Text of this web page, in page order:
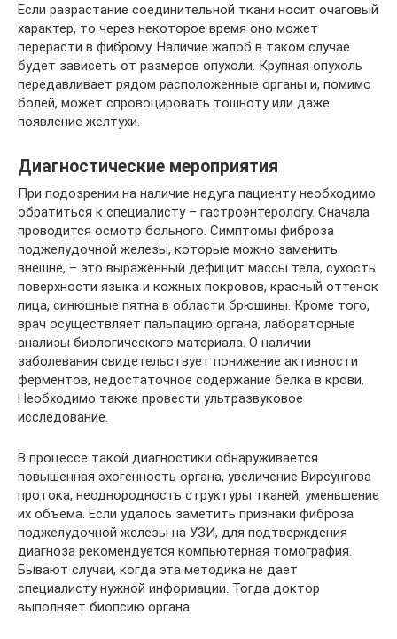
Если разрастание соединительной ткани носит очаговый
характер, то через некоторое время оно может
перерасти в фиброму. Наличие жалоб в таком случае
будет зависеть от размеров опухоли. Крупная опухоль
передавливает рядом расположенные органы и, помимо
болей, может спровоцировать тошноту или даже
появление желтухи.
Диагностические мероприятия
При подозрении на наличие недуга пациенту необходимо
обратиться к специалисту – гастроэнтерологу. Сначала
проводится осмотр больного. Симптомы фиброза
поджелудочной железы, которые можно заменить
внешне, – это выраженный дефицит массы тела, сухость
поверхности языка и кожных покровов, красный оттенок
лица, синюшные пятна в области брюшины. Кроме того,
врач осуществляет пальпацию органа, лабораторные
анализы биологического материала. О наличии
заболевания свидетельствует понижение активности
ферментов, недостаточное содержание белка в крови.
Необходимо также провести ультразвуковое
исследование.
В процессе такой диагностики обнаруживается
повышенная эхогенность органа, увеличение Вирсунгова
протока, неоднородность структуры тканей, уменьшение
их объема. Если удалось заметить признаки фиброза
поджелудочной железы на УЗИ, для подтверждения
диагноза рекомендуется компьютерная томография.
Бывают случаи, когда эта методика не дает
специалисту нужной информации. Тогда доктор
выполняет биопсию органа.